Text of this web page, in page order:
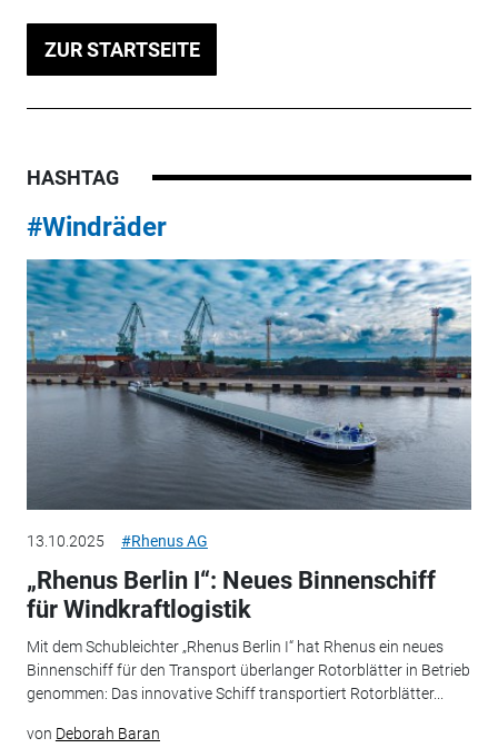
ZUR STARTSEITE
HASHTAG
#Windräder
13.10.2025 #Rhenus AG
„Rhenus Berlin I“: Neues Binnenschiff
für Windkraftlogistik
Mit dem Schubleichter „Rhenus Berlin I“ hat Rhenus ein neues
Binnenschiff für den Transport überlanger Rotorblätter in Betrieb
genommen: Das innovative Schiff transportiert Rotorblätter...
von Deborah Baran